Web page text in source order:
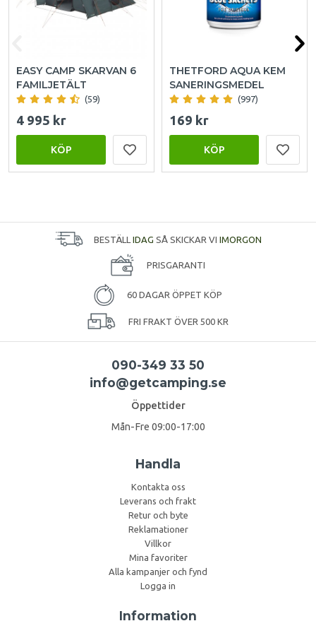
EASY CAMP SKARVAN 6
FAMILJETÄLT
(59)
4 995 kr
KÖP
THETFORD AQUA KEM
SANERINGSMEDEL
(997)
169 kr
KÖP
BESTÄLL IDAG SÅ SKICKAR VI IMORGON
PRISGARANTI
60 DAGAR ÖPPET KÖP
FRI FRAKT ÖVER 500 KR
090-349 33 50
info@getcamping.se
Öppettider
Mån-Fre 09:00-17:00
Handla
Kontakta oss
Leverans och frakt
Retur och byte
Reklamationer
Villkor
Mina favoriter
Alla kampanjer och fynd
Logga in
Information